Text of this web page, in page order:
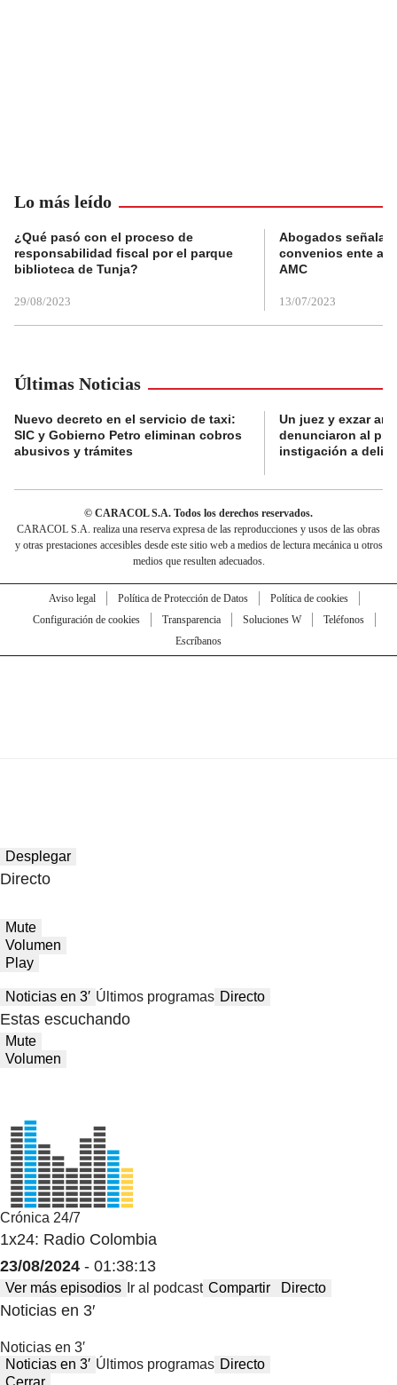
Lo más leído
¿Qué pasó con el proceso de
responsabilidad fiscal por el parque
biblioteca de Tunja?
29/08/2023
Abogados
convenios ente
AMC
13/07/2023
Últimas Noticias
Nuevo decreto en el servicio de taxi:
SIC y Gobierno Petro eliminan cobros
abusivos y trámites
Un juez y exzar
denunciaron al
instigación a
© CARACOL S.A. Todos los derechos reservados.
CARACOL S.A. realiza una reserva expresa de las reproducciones y usos de las obras
y otras prestaciones accesibles desde este sitio web a medios de lectura mecánica u otros
medios que resulten adecuados.
Aviso legal Política de Protección de Datos
Política de cookies
Configuración de cookies
Transparencia Soluciones W
Teléfonos
Escríbanos
Desplegar
Directo
Mute
Volumen
Play
Noticias en 3′ Últimos programas Directo
Estas escuchando
Mute
Volumen
Crónica 24/7
1x24: Radio Colombia
23/08/2024 - 01:38:13
Ver más episodios Ir al podcast Compartir Directo
Noticias en 3′
Noticias en 3′
Noticias en 3′ Últimos programas Directo
Cerrar